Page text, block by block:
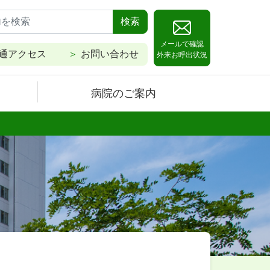
検索
アクセス お問い合わせ
メールで確認
外来お呼出状況
病院のご案内